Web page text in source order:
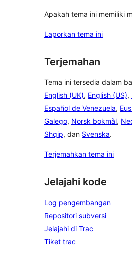
Apakah tema ini memiliki
Laporkan tema ini
Terjemahan
Tema ini tersedia dalam
English (UK), English (US),
Español de Venezuela,
Galego, Norsk bokmål,
Shqip, dan Svenska.
Terjemahkan tema ini
Jelajahi kode
Log pengembangan
Repositori subversi
Jelajahi di Trac
Tiket trac